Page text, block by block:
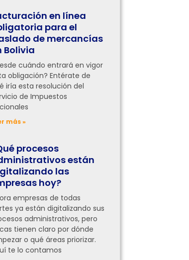
en línea
para el
de mercancías
Bolivia
cuándo entrará en vigor
obligación? Entérate de
iría esta resolución del
de Impuestos
más »
procesos
están
las
hoy?
empresas de todas
ya están digitalizando sus
administrativos, pero
tienen claro por dónde
o qué áreas priorizar.
te lo contamos